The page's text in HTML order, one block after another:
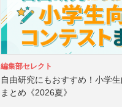
編集部セレクト
自由研究にもおすすめ！小学
まとめ《2026夏》